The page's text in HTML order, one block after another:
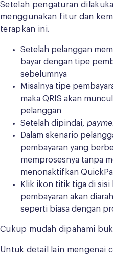
Setelah pengaturan
menggunakan fitur dan
terapkan ini.
Setelah pelanggan
bayar dengan tipe
sebelumnya
Misalnya tipe
maka QRIS akan
pelanggan
Setelah dipindai,
Dalam skenario
pembayaran yang
memprosesnya tanpa
menonaktifkan
Klik ikon titik tiga di sisi
pembayaran akan
seperti biasa dengan
Cukup mudah dipahami
Untuk detail lain mengenai